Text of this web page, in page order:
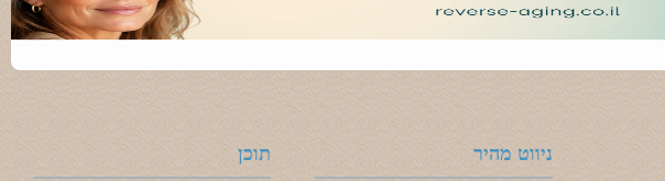
ניווט מהיר תוכן